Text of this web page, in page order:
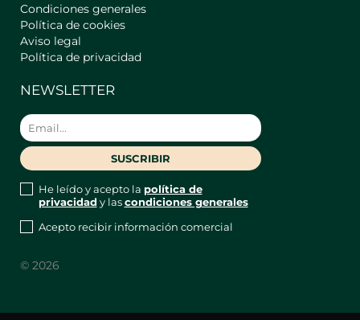
como en ocio y restauración. Ten en
cuenta que el acceso al edificio se
comparte con la zona de terraza del
local.
En el apartamento encontrarás unos
cupones que podrás utilizar en el
establecimiento ,donde tendrás una
cerveza gratis además de un 10% de
descuento en toda la carta y un 15% en
los servicios de barbería. !Esperamos
que lo disfrutes!
Chueca es sin duda uno de los barrios
Condiciones generales
Política de cookies
Aviso legal
Política de privacidad
NEWSLETTER
He leído y acepto la política de
privacidad y lascondiciones generales
Acepto recibir información comercial
© 2026